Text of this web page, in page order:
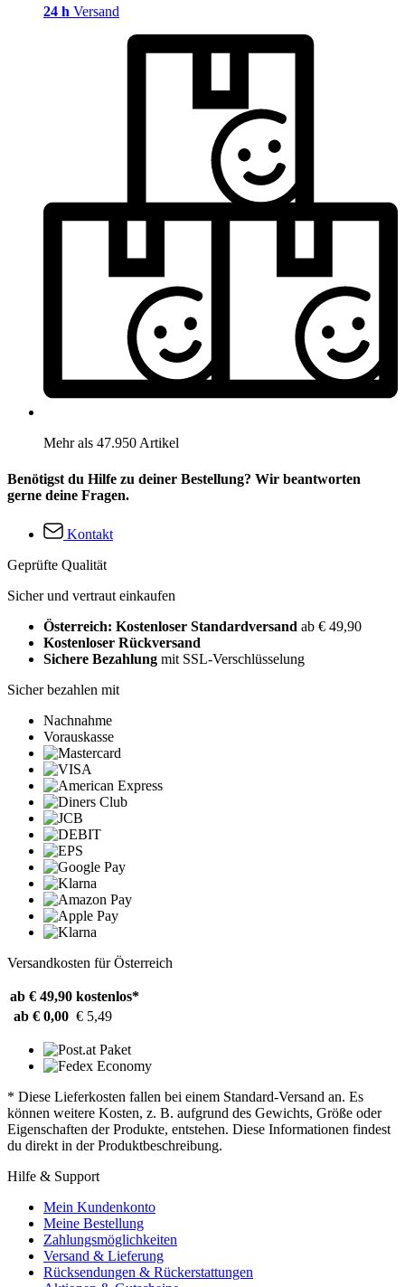
24 h Versand
Mehr als 47.950 Artikel
Benötigst du Hilfe zu deiner Bestellung? Wir beantworten
gerne deine Fragen.
Kontakt
Geprüfte Qualität
Sicher und vertraut einkaufen
Österreich: Kostenloser Standardversand ab € 49,90
Kostenloser Rückversand
Sichere Bezahlung mit SSL-Verschlüsselung
Sicher bezahlen mit
Nachnahme
Vorauskasse
Versandkosten für Österreich
ab € 49,90 kostenlos*
ab € 0,00 € 5,49
* Diese Lieferkosten fallen bei einem Standard-Versand an. Es
können weitere Kosten, z. B. aufgrund des Gewichts, Größe oder
Eigenschaften der Produkte, entstehen. Diese Informationen findest
du direkt in der Produktbeschreibung.
Hilfe & Support
Mein Kundenkonto
Meine Bestellung
Zahlungsmöglichkeiten
Versand & Lieferung
Rücksendungen & Rückerstattungen